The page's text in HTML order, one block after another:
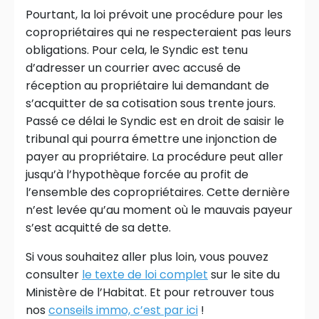
Pourtant, la loi prévoit une procédure pour les
copropriétaires qui ne respecteraient pas leurs
obligations. Pour cela, le Syndic est tenu
d’adresser un courrier avec accusé de
réception au propriétaire lui demandant de
s’acquitter de sa cotisation sous trente jours.
Passé ce délai le Syndic est en droit de saisir le
tribunal qui pourra émettre une injonction de
payer au propriétaire. La procédure peut aller
jusqu’à l’hypothèque forcée au profit de
l’ensemble des copropriétaires. Cette dernière
n’est levée qu’au moment où le mauvais payeur
s’est acquitté de sa dette.
Si vous souhaitez aller plus loin, vous pouvez
consulter le texte de loi complet sur le site du
Ministère de l’Habitat. Et pour retrouver tous
nos conseils immo, c’est par ici !